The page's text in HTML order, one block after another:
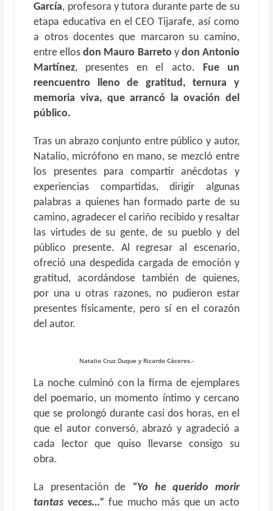
García, profesora y tutora durante parte de su
etapa educativa en el CEO Tijarafe, así como
a otros docentes que marcaron su camino,
entre ellosdon Mauro Barreto y don Antonio
Martínez, presentes en el acto. Fue un
reencuentro lleno de gratitud, ternura y
memoria viva, que arrancó la ovación del
público.
Tras un abrazo conjunto entre público y autor,
Natalio, micrófono en mano, se mezcló entre
los presentes para compartir anécdotas y
experiencias compartidas, dirigir algunas
palabras a quienes han formado parte de su
camino, agradecer el cariño recibido y resaltar
las virtudes de su gente, de su pueblo y del
público presente. Al regresar al escenario,
ofreció una despedida cargada de emoción y
gratitud, acordándose también de quienes,
por una u otras razones, no pudieron estar
presentes físicamente, pero sí en el corazón
del autor.
Natalio Cruz Duque y Ricardo Cáceres.-
La noche culminó con la firma de ejemplares
del poemario, un momento íntimo y cercano
que se prolongó durante casi dos horas, en el
que el autor conversó, abrazó y agradeció a
cada lector que quiso llevarse consigo su
obra.
La presentación de
“Yo he querido morir
tantas veces…” fue mucho más que un acto